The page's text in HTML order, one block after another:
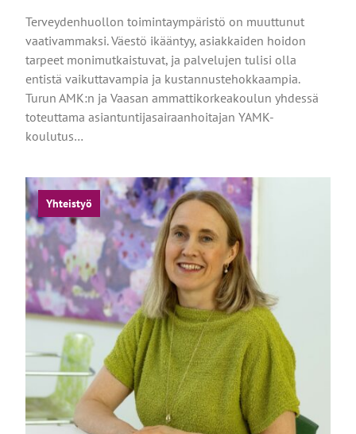
Terveydenhuollon toimintaympäristö on muuttunut
vaativammaksi. Väestö ikääntyy, asiakkaiden hoidon
tarpeet monimutkaistuvat, ja palvelujen tulisi olla
entistä vaikuttavampia ja kustannustehokkaampia.
Turun AMK:n ja Vaasan ammattikorkeakoulun yhdessä
toteuttama asiantuntijasairaanhoitajan YAMK-
koulutus…
Yhteistyö